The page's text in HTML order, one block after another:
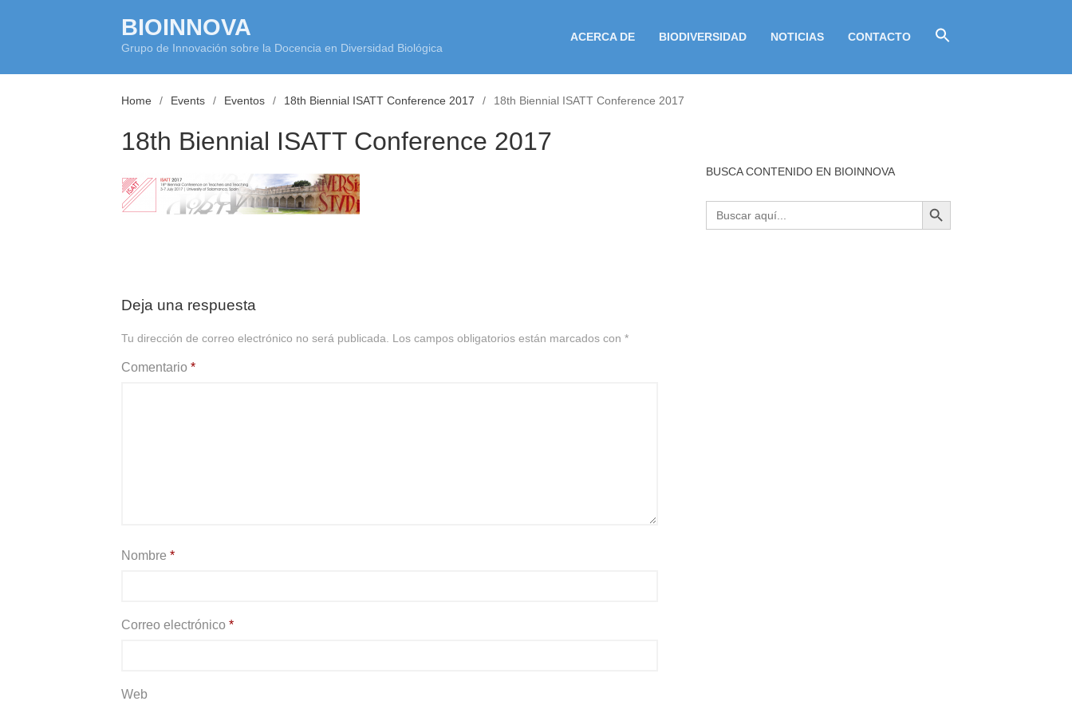
BIOINNOVA
Grupo de Innovación sobre la Docencia en Diversidad Biológica
ACERCA DE BIODIVERSIDAD NOTICIAS CONTACTO
Home Events Eventos 18th Biennial ISATT Conference 2017 18th Biennial ISATT Conference 2017
18th Biennial ISATT Conference 2017
Deja una respuesta
Tu dirección de correo electrónico no será publicada. Los campos obligatorios están marcados con *
Comentario *
Nombre *
Correo electrónico *
Web
BUSCA CONTENIDO EN BIOINNOVA
Buscar: BOTÓN DE BÚSQUEDA